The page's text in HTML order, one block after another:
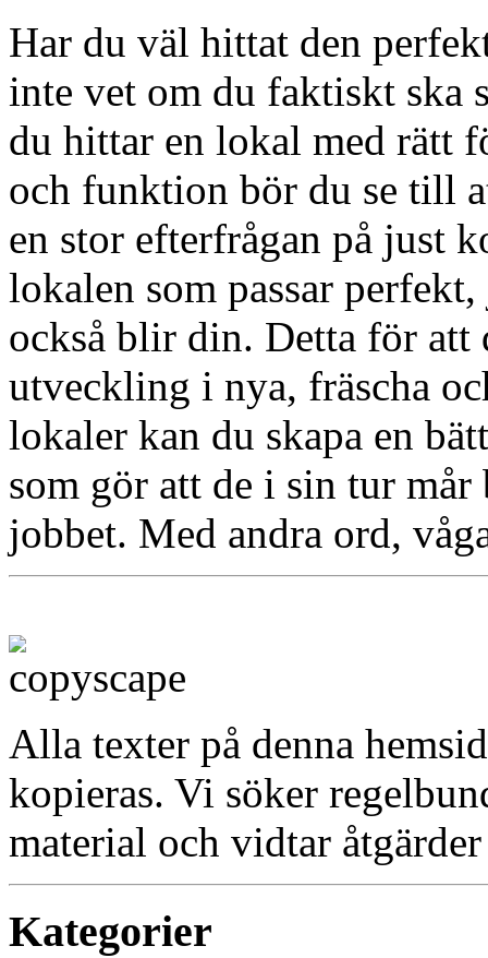
Har du väl hittat den
inte vet om du faktiskt ska
du hittar en lokal med rätt
och funktion bör du se till
en stor efterfrågan på just
lokalen som passar
också blir din. Detta för att
utveckling i nya, fräscha
lokaler kan du skapa en
som gör att de i sin tur mår
jobbet. Med andra ord,
Alla texter på denna
kopieras. Vi söker
material och vidtar
Kategorier